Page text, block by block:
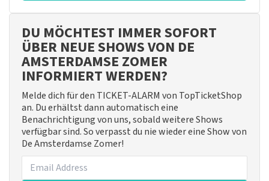
DU MÖCHTEST IMMER SOFORT
ÜBER NEUE SHOWS VON DE
AMSTERDAMSE ZOMER
INFORMIERT WERDEN?
Melde dich für den TICKET-ALARM von TopTicketShop
an. Du erhältst dann automatisch eine
Benachrichtigung von uns, sobald weitere Shows
verfügbar sind. So verpasst du nie wieder eine Show von
De Amsterdamse Zomer!